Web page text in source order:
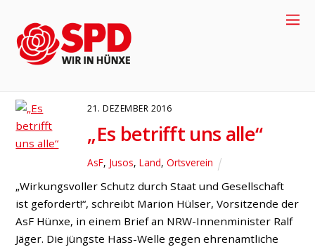
Stärkung
21. DEZEMBER 2016
„Es betrifft uns alle“
AsF, Jusos,Land,Ortsverein
„Wirkungsvoller Schutz durch Staat und Gesellschaft
ist gefordert!“, schreibt Marion Hülser, Vorsitzende der
AsF Hünxe, in einem Brief an NRW-Innenminister Ralf
Jäger. Die jüngste Hass-Welle gegen ehrenamtliche